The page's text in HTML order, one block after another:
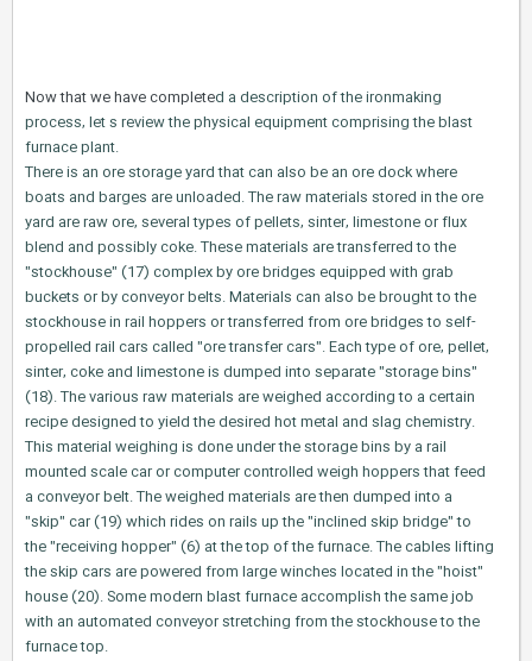
Now that we have completed a description of the ironmaking
process, let s review the physical equipment comprising the blast
furnace plant.
There is an ore storage yard that can also be an ore dock where
boats and barges are unloaded. The raw materials stored in the ore
yard are raw ore, several types of pellets, sinter, limestone or flux
blend and possibly coke. These materials are transferred to the
"stockhouse" (17) complex by ore bridges equipped with grab
buckets or by conveyor belts. Materials can also be brought to the
stockhouse in rail hoppers or transferred from ore bridges to self-
propelled rail cars called "ore transfer cars". Each type of ore, pellet,
sinter, coke and limestone is dumped into separate "storage bins"
(18). The various raw materials are weighed according to a certain
recipe designed to yield the desired hot metal and slag chemistry.
This material weighing is done under the storage bins by a rail
mounted scale car or computer controlled weigh hoppers that feed
a conveyor belt. The weighed materials are then dumped into a
"skip" car (19) which rides on rails up the "inclined skip bridge" to
the "receiving hopper" (6) at the top of the furnace. The cables lifting
the skip cars are powered from large winches located in the "hoist"
house (20). Some modern blast furnace accomplish the same job
with an automated conveyor stretching from the stockhouse to the
furnace top.